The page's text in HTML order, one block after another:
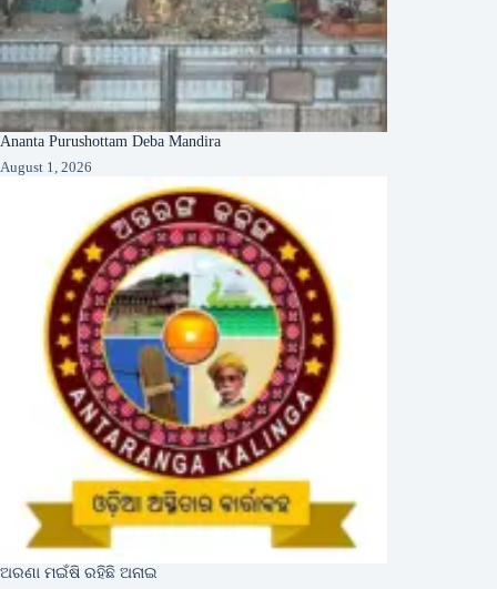
Ananta Purushottam Deba Mandira
August 1, 2026
ଅରଣା ମଇଁଷି ରହିଛି ଅନାଇ